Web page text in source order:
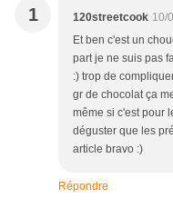
1 120streetcook 10/
Et ben c'est un
part je ne suis pas
:) trop de
gr de chocolat ça
même si c'est pour
déguster que les
article bravo :)
Répondre